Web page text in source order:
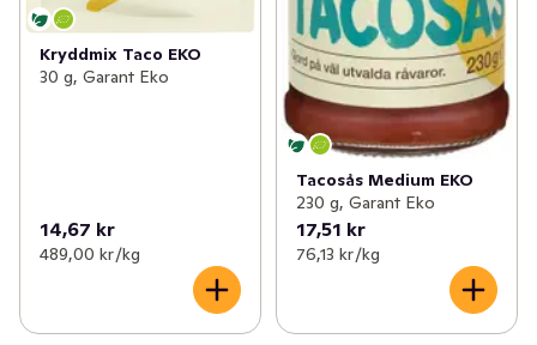
Kryddmix Taco EKO
30 g, Garant Eko
14,67 kr
489,00 kr /kg
Tacosås Medium EKO
230 g, Garant Eko
17,51 kr
76,13 kr /kg